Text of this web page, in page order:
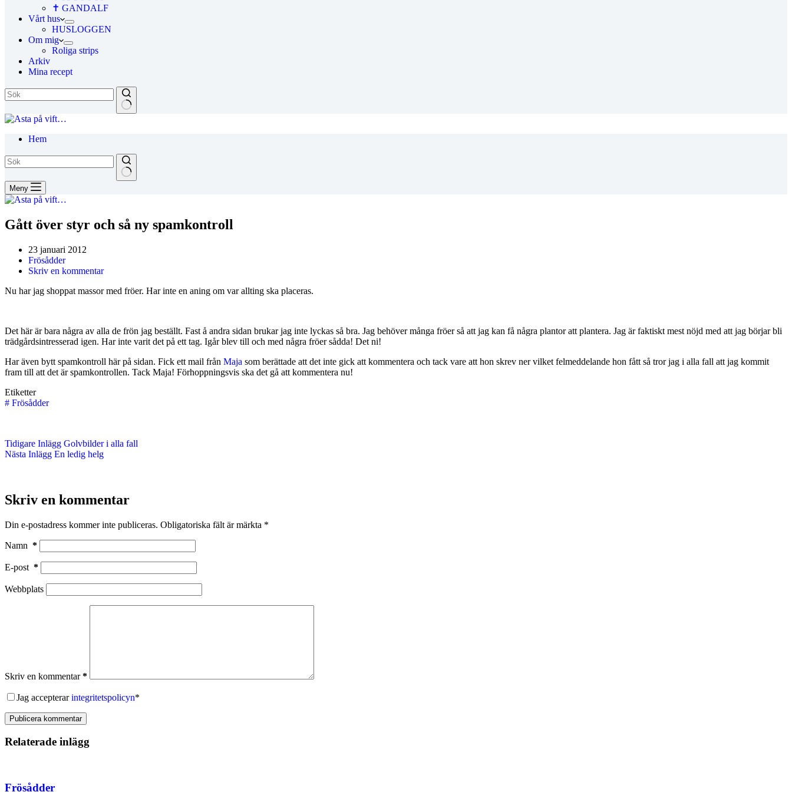
✝ GANDALF
Vårt hus
HUSLOGGEN
Om mig
Roliga strips
Arkiv
Mina recept
Hem
Meny
Gått över styr och så ny spamkontroll
23 januari 2012
Frösådder
Skriv en kommentar
Nu har jag shoppat massor med fröer. Har inte en aning om var allting ska placeras.
Det här är bara några av alla de frön jag beställt. Fast å andra sidan brukar jag inte lyckas så bra. Jag behöver många fröer så att jag kan få några plantor att plantera. Jag är faktiskt mest nöjd med att jag börjar bli
trädgårdsintresserad igen. Har inte varit det på ett tag. Igår blev till och med några fröer sådda! Det ni!
Har även bytt spamkontroll här på sidan. Fick ett mail från Maja som berättade att det inte gick att kommentera och tack vare att hon skrev ner vilket felmeddelande hon fått så tror jag i alla fall att jag kommit
fram till att det är spamkontrollen. Tack Maja! Förhoppningsvis ska det gå att kommentera nu!
Etiketter
# Frösådder
Tidigare Inlägg Golvbilder i alla fall
Nästa Inlägg En ledig helg
Skriv en kommentar
Din e-postadress kommer inte publiceras. Obligatoriska fält är märkta *
Namn *
E-post *
Webbplats
Skriv en kommentar*
Jag accepterarintegritetspolicyn*
Publicera kommentar
Relaterade inlägg
Frösådder